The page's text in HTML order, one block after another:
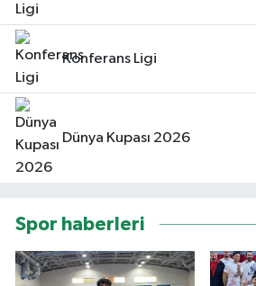
Konferans Ligi
Dünya Kupası 2026
Spor haberleri